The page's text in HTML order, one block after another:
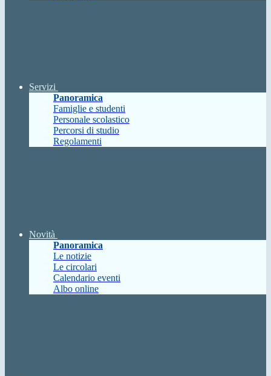
Servizi
Panoramica
Famiglie e studenti
Personale scolastico
Percorsi di studio
Regolamenti
Novità
Panoramica
Le notizie
Le circolari
Calendario eventi
Albo online